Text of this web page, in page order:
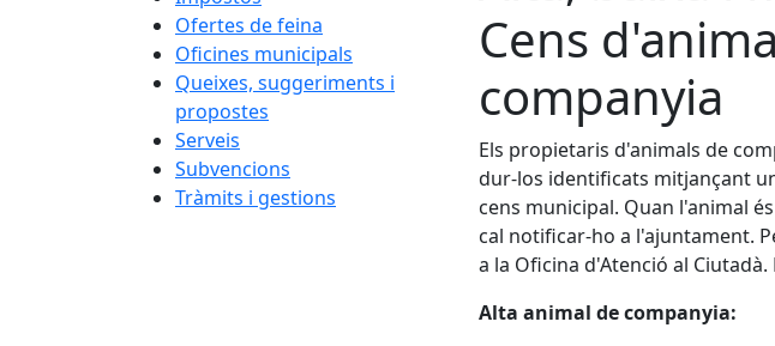
Ofertes de feina
Oficines municipals
Queixes, suggeriments i
propostes
Serveis
Subvencions
Tràmits i gestions
Cens
companyia
Els propietaris d'animals de
dur-los identificats mitjançant
cens municipal. Quan l'animal
cal notificar-ho a l'ajuntament.
a la Oficina d'Atenció al
Alta animal de companyia: